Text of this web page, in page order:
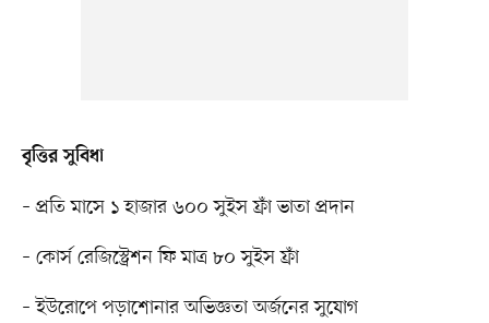
বৃত্তির সুবিধা
– প্রতি মাসে ১ হাজার ৬০০ সুইস ফ্রাঁ ভাতা প্রদান
– কোর্স রেজিস্ট্রেশন ফি মাত্র ৮০ সুইস ফ্রাঁ
– ইউরোপে পড়াশোনার অভিজ্ঞতা অর্জনের সুযোগ